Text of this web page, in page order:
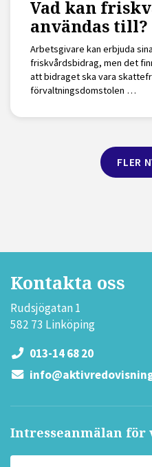
Vad kan
användas till?
Arbetsgivare kan erbjuda
friskvårdsbidrag, men det
att bidraget ska vara
förvaltningsdomstolen …
FLER
Kontakta oss
Rudsjögatan 1
582 73 Linköping
013-14 68 20
Intresseanmälan för